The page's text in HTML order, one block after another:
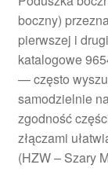
boczny)
pierwszej i
katalogowe
— często
samodzielnie
zgodność
złączami
(HZW – Szary